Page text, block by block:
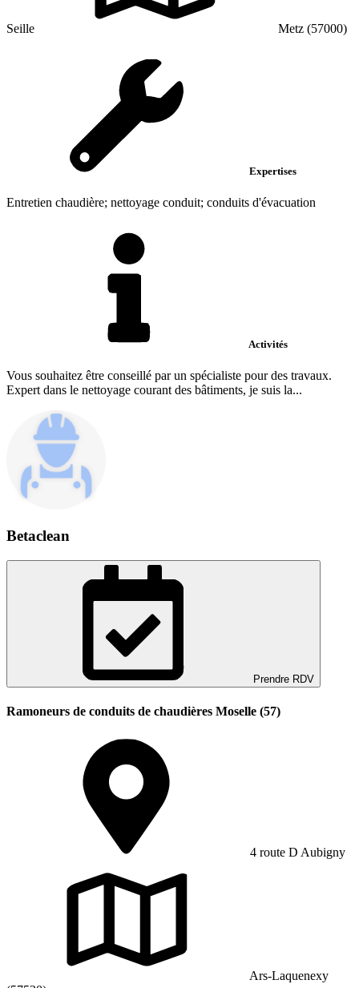
Seille Metz (57000)
Expertises
Entretien chaudière; nettoyage conduit; conduits d'évacuation
Activités
Vous souhaitez être conseillé par un spécialiste pour des travaux.
Expert dans le nettoyage courant des bâtiments, je suis la...
Betaclean
Prendre RDV
Ramoneurs de conduits de chaudières Moselle (57)
4 route D Aubigny
Ars-Laquenexy